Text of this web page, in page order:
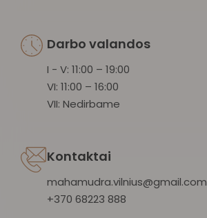
Darbo valandos
I - V: 11:00 – 19:00
VI: 11:00 – 16:00
VII: Nedirbame
Kontaktai
mahamudra.vilnius@gmail.com
+370 68223 888